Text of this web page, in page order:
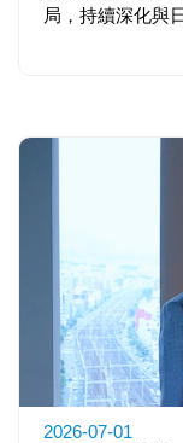
局，持續深化與
2026-07-01